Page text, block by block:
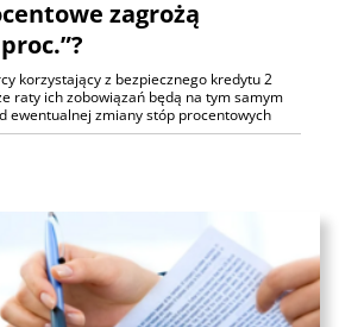
zagrożą
korzystający z bezpiecznego kredytu 2
raty ich zobowiązań będą na tym samym
ewentualnej zmiany stóp procentowych